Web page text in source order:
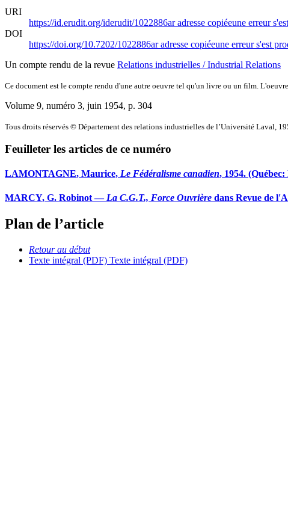
URI
https://id.erudit.org/iderudit/1022886aradresse copiéeune erreur
DOI
https://doi.org/10.7202/1022886aradresse copiéeune erreur s'est
Un compte rendu de la revue Relations industrielles / Industrial Relations
Ce document est le compte rendu d'une autre oeuvre tel qu'un livre ou un film.
Volume 9, numéro 3, juin 1954, p. 304
Tous droits réservés © Département des relations industrielles de l’Université Laval,
Feuilleter les articles de ce numéro
LAMONTAGNE, Maurice, Le Fédéralisme canadien, 1954.
MARCY, G. Robinot — La C.G.T., Force Ouvrière dans Revue de
Plan de l’article
Retour au début
Texte intégral (PDF) Texte intégral (PDF)